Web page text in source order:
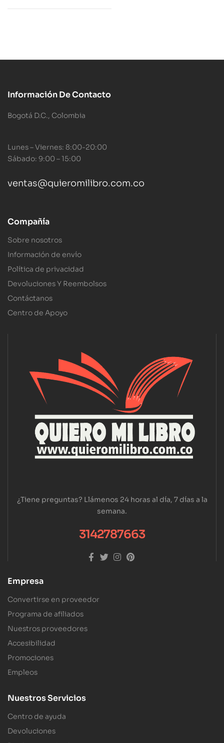
Información De Contacto
Bogotá D.C., Colombia
Lunes – Viernes: 8:00-20:00
Sábado: 9:00 – 15:00
ventas@quieromilibro.com.co
Compañía
Sobre nosotros
Información de envío
Política de privacidad
Devoluciones Y Reembolsos
Contáctanos
Centro de Apoyo
¿Tiene preguntas? Llámenos 24 horas al día, 7 días a la
semana.
3142787663
Empresa
Convertirse en proveedor
Programa de afiliados
Nuestros proveedores
Accesibilidad
Promociones
Empleos
Nuestros Servicios
Centro de ayuda
Devoluciones